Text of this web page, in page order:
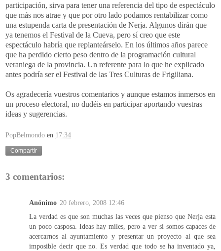
participación, sirva para tener una referencia del tipo de espectáculo
que más nos atrae y que por otro lado podamos rentabilizar como
una estupenda carta de presentación de Nerja. Algunos dirán que
ya tenemos el Festival de la Cueva, pero sí creo que este
espectáculo habría que replanteárselo. En los últimos años parece
que ha perdido cierto peso dentro de la programación cultural
veraniega de la provincia. Un referente para lo que he explicado
antes podría ser el Festival de las Tres Culturas de Frigiliana.
Os agradecería vuestros comentarios y aunque estamos inmersos en
un proceso electoral, no dudéis en participar aportando vuestras
ideas y sugerencias.
PopBelmondo en 17:34
Compartir
3 comentarios:
Anónimo 20 febrero, 2008 12:46
La verdad es que son muchas las veces que pienso que Nerja esta
un poco casposa. Ideas hay miles, pero a ver si somos capaces de
acercarnos al ayuntamiento y presentar un proyecto al que sea
imposible decir que no. Es verdad que todo se ha inventado ya,